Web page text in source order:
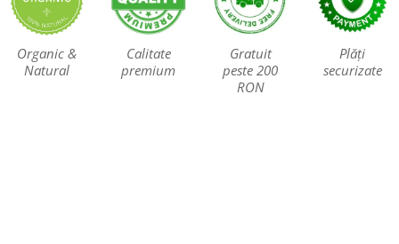
Organic &
Natural
Calitate
premium
Gratuit
peste 200
RON
Plăți
securizate